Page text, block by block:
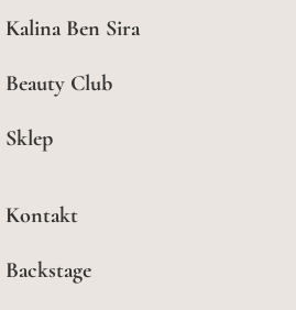
Kalina Ben Sira
Beauty Club
Sklep
Kontakt
Backstage